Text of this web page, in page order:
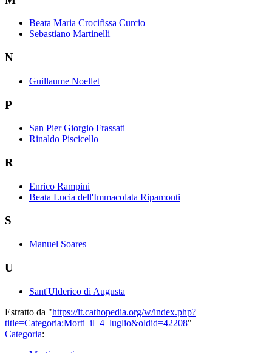
Beata Maria Crocifissa Curcio
Sebastiano Martinelli
N
Guillaume Noellet
P
San Pier Giorgio Frassati
Rinaldo Piscicello
R
Enrico Rampini
Beata Lucia dell'Immacolata Ripamonti
S
Manuel Soares
U
Sant'Ulderico di Augusta
Estratto da "https://it.cathopedia.org/w/index.php?
title=Categoria:Morti_il_4_luglio&oldid=42208"
Categoria: